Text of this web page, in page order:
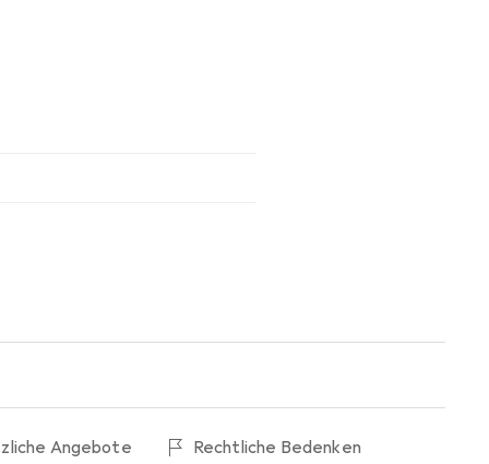
Angebote
Rechtliche Bedenken